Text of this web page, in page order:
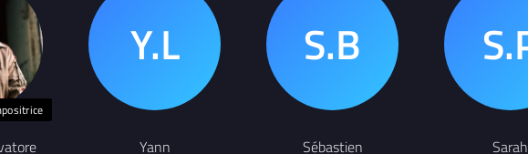
Yann Sébastien Sarah